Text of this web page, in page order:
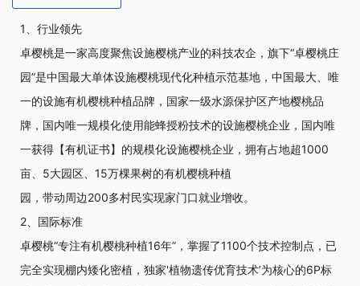
1、行业领先
卓樱桃是一家高度聚焦设施樱桃产业的科技农企，旗下“卓樱桃庄
园”是中国最大单体设施樱桃现代化种植示范基地，中国最大、唯
一的设施有机樱桃种植品牌，国家一级水源保护区产地樱桃品
牌，国内唯一规模化使用能蜂授粉技术的设施樱桃企业，国内唯
一获得【有机证书】的规模化设施樱桃企业，拥有占地超1000
亩、5大园区、15万棵果树的有机樱桃种植
园，带动周边200多村民实现家门口就业增收。
2、国际标准
卓樱桃“专注有机樱桃种植16年”，掌握了1100个技术控制点，已
完全实现棚内矮化密植，独家'植物遗传优育技术’为核心的6P标